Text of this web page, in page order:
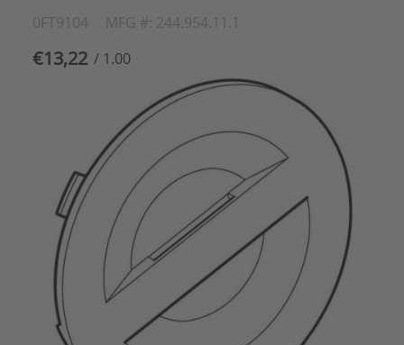
0FT9104 MFG #: 244.954.11.1
€13,22 / 1.00